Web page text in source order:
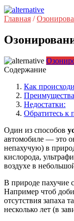
Главная /
Содержание
Как
Недостатки:
Обратитесь к
Один из способов
автомобиле — это
непахучую) в
кислорода,
воздухе в
В природе пахучие
Например чтоб
отсутствия запаха
несколько лет (в